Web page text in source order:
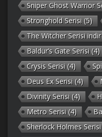
Sniper Ghost Warrior
Stronghold Serisi (5)
The Witcher Serisi indir
Baldur’s Gate Serisi (4)
Crysis Serisi (4)
Deus Ex Serisi (4)
Divinity Serisi (4)
Metro Serisi (4)
Sherlock Holmes Serisi